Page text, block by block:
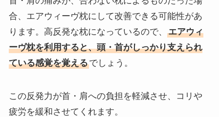
合、エアウィーヴ枕にして改善できる可能性があ
ります。高反発な枕になっているので、 エアウィ
ーヴ枕を利用すると、頭・首がしっかり支えられ
ている感覚を覚えるでしょう。
この反発力が首・肩への負担を軽減させ、コリや
疲労を緩和させてくれます。